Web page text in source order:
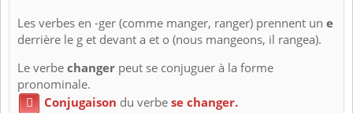
Les verbes en -ger (comme manger, ranger) prennent un e
derrière le g et devant a et o (nous mangeons, il rangea).
Le verbechanger peut se conjuguer à la forme
pronominale.
 Conjugaison du verbese changer.